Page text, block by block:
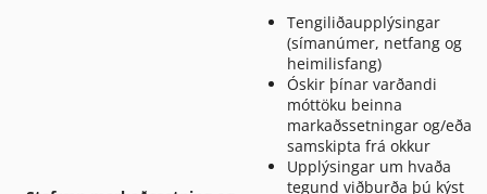
Tengiliðaupplýsingar
(símanúmer, netfang og
heimilisfang)
Óskir þínar varðandi
móttöku beinna
markaðssetningar og/eða
samskipta frá okkur
Upplýsingar um hvaða
tegund viðburða þú kýst